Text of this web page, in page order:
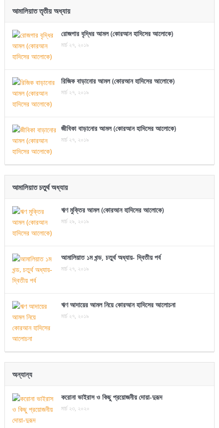
আমালিয়াত তৃতীয় অধ্যায়
রোজগার বৃদ্ধির আমল (কোরআন হাদিসের আলোকে)
মার্চ ২৭, ২০১৯
রিজিক বাড়ানোর আমল (কোরআন হাদিসের আলোকে)
মার্চ ২৭, ২০১৯
জীবিকা বাড়ানোর আমল (কোরআন হাদিসের আলোকে)
মার্চ ২৭, ২০১৯
আমালিয়াত চতুর্থ অধ্যায়
ঋণ মুক্তির আমল (কোরআন হাদিসের আলোকে)
মার্চ ২৯, ২০১৯
আমালিয়াত ১ম খন্ড, চতুর্থ অধ্যায়- দ্বিতীয় পর্ব
মার্চ ২৭, ২০১৯
ঋণ আদায়ের আমল নিয়ে কোরআন হাদিসের আলোচনা
মার্চ ২৭, ২০১৯
অন্যান্য
করোনা ভাইরাস ও কিছু প্রয়োজনীয় দোয়া-দুরূদ
মার্চ ২৩, ২০২০